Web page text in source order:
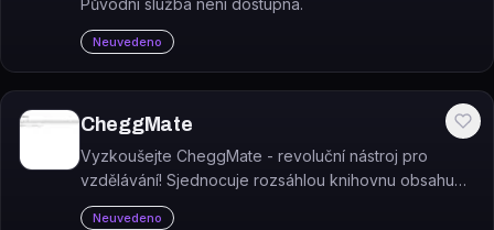
Původní služba není dostupná.
Neuvedeno
CheggMate
Vyzkoušejte CheggMate - revoluční nástroj pro
vzdělávání! Sjednocuje rozsáhlou knihovnu obsahu
od Cheggu, odborníky v daném oboru a pokročilý AI
Neuvedeno